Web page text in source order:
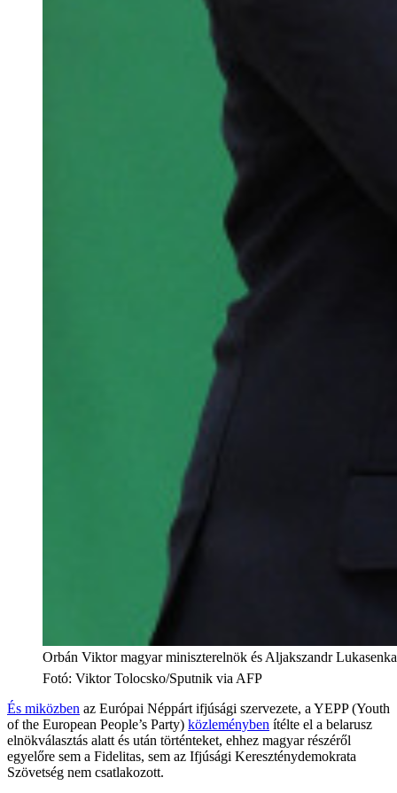
Orbán Viktor magyar miniszterelnök és Aljakszandr
Fotó: Viktor Tolocsko/Sputnik via AFP
És miközben az Európai Néppárt ifjúsági szervezete, a YEPP (Youth
of the European People’s Party) közleményben ítélte el a belarusz
elnökválasztás alatt és után történteket, ehhez magyar részéről
egyelőre sem a Fidelitas, sem az Ifjúsági Kereszténydemokrata
Szövetség nem csatlakozott.